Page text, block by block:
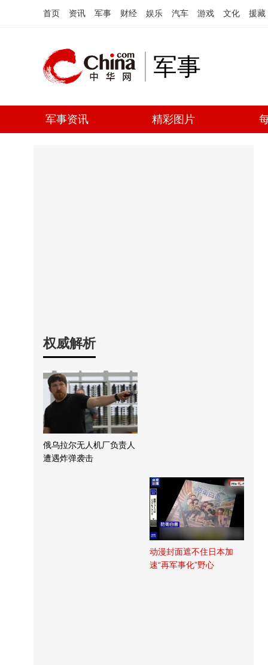
首页 资讯 军事 财经 娱乐 汽车 游戏 文化 援藏
军事
军事资讯 精彩图片
权威解析
俄乌拉尔无人机厂负责人
遭遇炸弹袭击
动漫封面遮不住日本加
速“再军事化”野心